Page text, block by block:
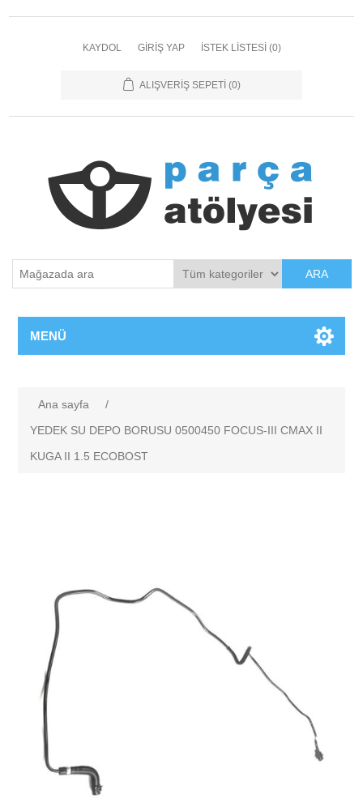
KAYDOL GIRIŞ YAP İSTEK LISTESI (0)
ALIŞVERIŞ SEPETI (0)
ARA
MENÜ
Ana sayfa
/
YEDEK SU DEPO BORUSU 0500450 FOCUS-III CMAX II
KUGA II 1.5 ECOBOST